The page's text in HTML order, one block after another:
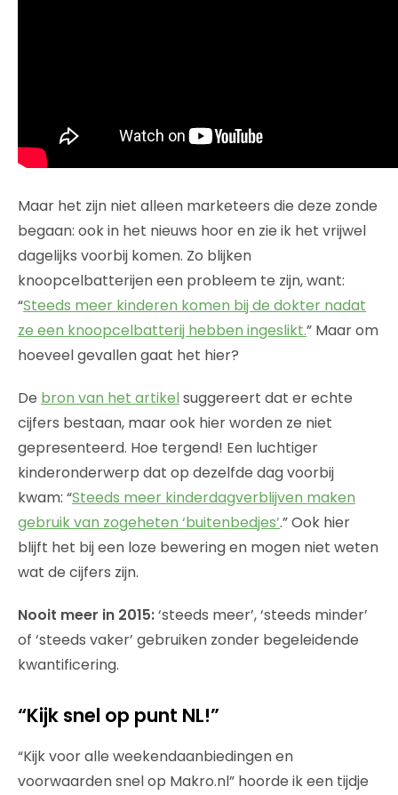
Maar het zijn niet alleen marketeers die deze zonde
begaan: ook in het nieuws hoor en zie ik het vrijwel
dagelijks voorbij komen. Zo blijken
knoopcelbatterijen een probleem te zijn, want:
“Steeds meer kinderen komen bij de dokter nadat
ze een knoopcelbatterij hebben ingeslikt.” Maar om
hoeveel gevallen gaat het hier?
De bron van het artikelsuggereert dat er echte
cijfers bestaan, maar ook hier worden ze niet
gepresenteerd. Hoe tergend! Een luchtiger
kinderonderwerp dat op dezelfde dag voorbij
kwam: “Steeds meer kinderdagverblijven maken
gebruik van zogeheten ‘buitenbedjes’.” Ook hier
blijft het bij een loze bewering en mogen niet weten
wat de cijfers zijn.
Nooit meer in 2015:‘steeds meer’, ‘steeds minder’
of ‘steeds vaker’ gebruiken zonder begeleidende
kwantificering.
“Kijk snel op punt NL!”
“Kijk voor alle weekendaanbiedingen en
voorwaarden snel op Makro.nl” hoorde ik een tijdje